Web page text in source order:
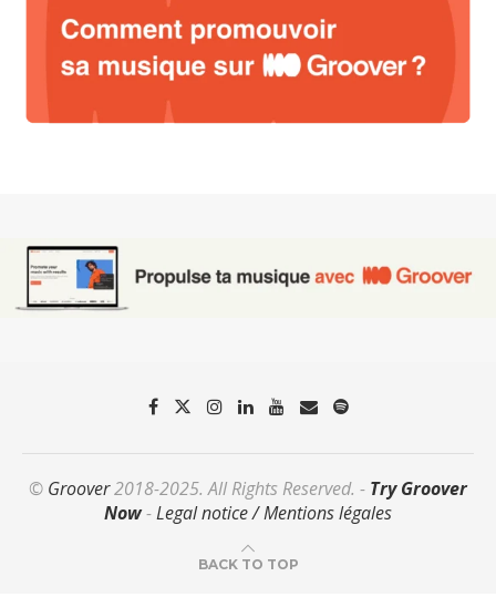
© Groover2018-2025. All Rights Reserved. - Try Groover
Now-Legal notice / Mentions légales
BACK TO TOP